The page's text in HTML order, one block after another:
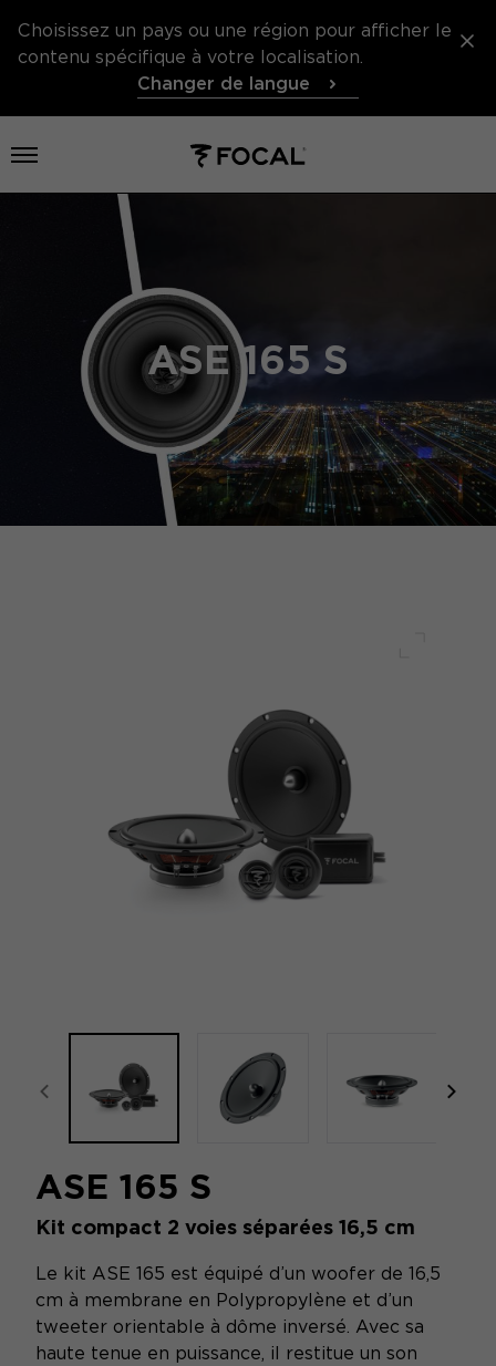
Choisissez un pays ou une région pour afficher le
contenu spécifique à votre localisation.
Changer de langue
Ouvrir le menu
ASE 165 S
focal-naim-frontent::misc.prev_label
ASE 165 S
Kit compact 2 voies séparées 16,5 cm
Le kit ASE 165 est équipé d’un woofer de 16,5
cm à membrane en Polypropylène et d’un
tweeter orientable à dôme inversé. Avec sa
haute tenue en puissance, il restitue un son